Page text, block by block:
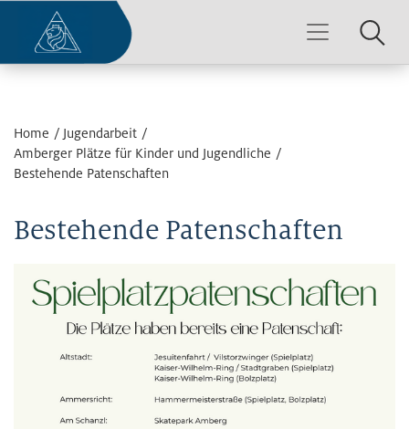
Home
Jugendarbeit
Amberger Plätze für Kinder und Jugendliche
Bestehende Patenschaften
Bestehende Patenschaften